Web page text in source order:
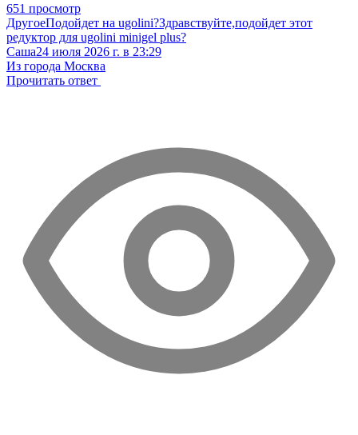
651 просмотр
ДругоеПодойдет на ugolini?Здравствуйте,подойдет этот
редуктор для ugolini minigel plus?
Саша24 июля 2026 г. в 23:29
Из города Москва
Прочитать ответ